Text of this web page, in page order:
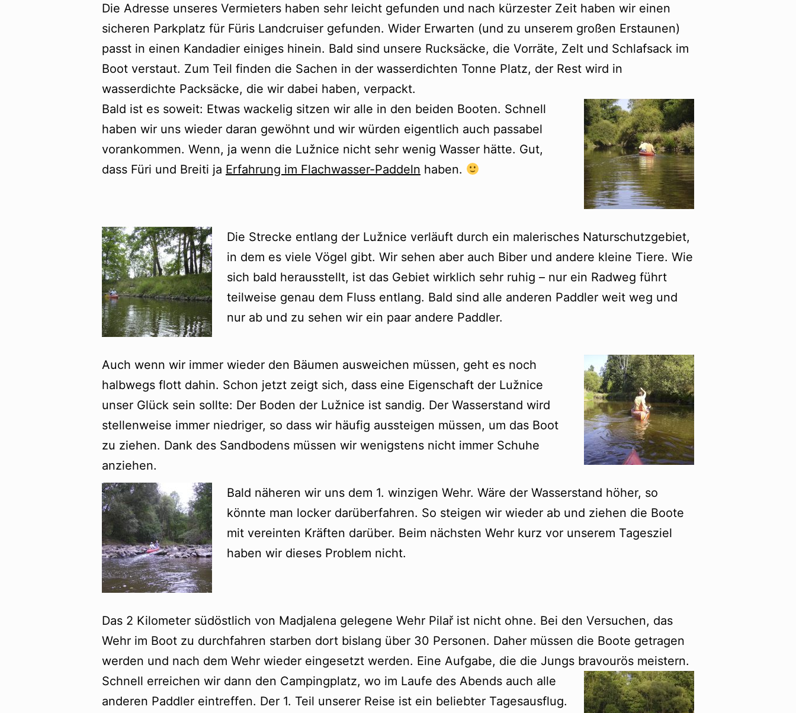
Die Adresse unseres Vermieters haben sehr leicht gefunden und nach kürzester Zeit haben wir einen
sicheren Parkplatz für Füris Landcruiser gefunden. Wider Erwarten (und zu unserem großen Erstaunen)
passt in einen Kandadier einiges hinein. Bald sind unsere Rucksäcke, die Vorräte, Zelt und Schlafsack im
Boot verstaut. Zum Teil finden die Sachen in der wasserdichten Tonne Platz, der Rest wird in
wasserdichte Packsäcke, die wir dabei haben, verpackt.
Bald ist es soweit: Etwas wackelig sitzen wir alle in den beiden Booten. Schnell
haben wir uns wieder daran gewöhnt und wir würden eigentlich auch passabel
vorankommen. Wenn, ja wenn die Lužnice nicht sehr wenig Wasser hätte. Gut,
dass Füri und Breiti ja Erfahrung im Flachwasser-Paddeln haben.
Die Strecke entlang der Lužnice verläuft durch ein malerisches Naturschutzgebiet,
in dem es viele Vögel gibt. Wir sehen aber auch Biber und andere kleine Tiere. Wie
sich bald herausstellt, ist das Gebiet wirklich sehr ruhig – nur ein Radweg führt
teilweise genau dem Fluss entlang. Bald sind alle anderen Paddler weit weg und
nur ab und zu sehen wir ein paar andere Paddler.
Auch wenn wir immer wieder den Bäumen ausweichen müssen, geht es noch
halbwegs flott dahin. Schon jetzt zeigt sich, dass eine Eigenschaft der Lužnice
unser Glück sein sollte: Der Boden der Lužnice ist sandig. Der Wasserstand wird
stellenweise immer niedriger, so dass wir häufig aussteigen müssen, um das Boot
zu ziehen. Dank des Sandbodens müssen wir wenigstens nicht immer Schuhe
anziehen.
Bald näheren wir uns dem 1. winzigen Wehr. Wäre der Wasserstand höher, so
könnte man locker darüberfahren. So steigen wir wieder ab und ziehen die Boote
mit vereinten Kräften darüber. Beim nächsten Wehr kurz vor unserem Tagesziel
haben wir dieses Problem nicht.
Das 2 Kilometer südöstlich von Madjalena gelegene Wehr Pilař ist nicht ohne. Bei den Versuchen, das
Wehr im Boot zu durchfahren starben dort bislang über 30 Personen. Daher müssen die Boote getragen
werden und nach dem Wehr wieder eingesetzt werden. Eine Aufgabe, die die Jungs bravourös meistern.
Schnell erreichen wir dann den Campingplatz, wo im Laufe des Abends auch alle
anderen Paddler eintreffen. Der 1. Teil unserer Reise ist ein beliebter Tagesausflug.